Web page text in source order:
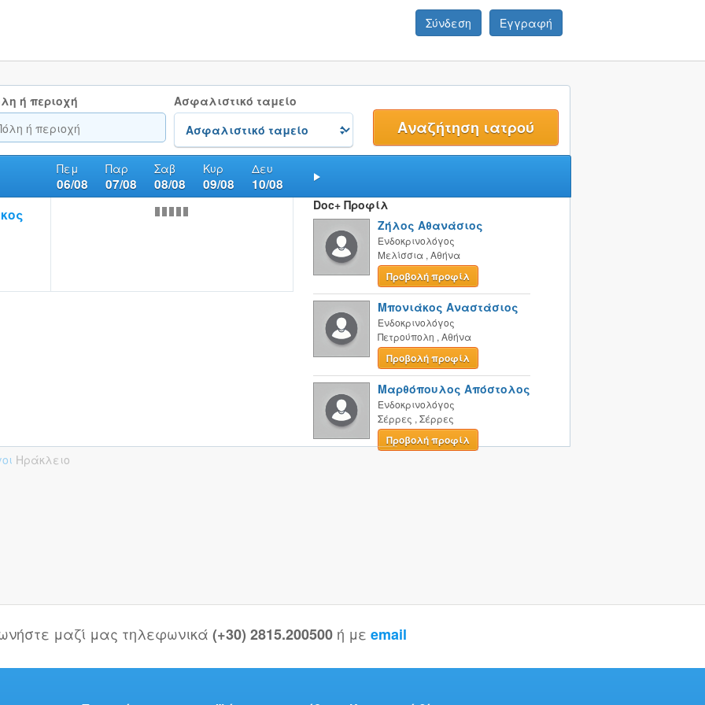
Σύνδεση Εγγραφή
ή περιοχή Ασφαλιστικό ταμείο
Πεμ
06/08
Παρ
07/08
Σαβ
08/08
Κυρ
09/08
Δευ
10/08
Doc+ Προφίλ
Ζήλος Αθανάσιος
Ενδοκρινολόγος
Μελίσσια , Αθήνα
Προβολή προφίλ
Μπονιάκος Αναστάσιος
Ενδοκρινολόγος
Πετρούπολη , Αθήνα
Προβολή προφίλ
Μαρθόπουλος Απόστολος
Ενδοκρινολόγος
Σέρρες , Σέρρες
Προβολή προφίλ
Ηράκλειο
μαζί μας τηλεφωνικά (+30) 2815.200500 ή με email